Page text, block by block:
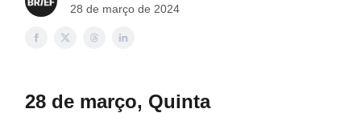
28 de março de 2024
28 de março, Quinta